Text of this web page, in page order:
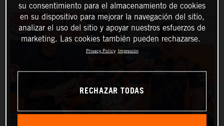
su consentimiento para el almacenamiento de cookies
en su dispositivo para mejorar la navegación del sitio,
analizar el uso del sitio y apoyar nuestros esfuerzos de
marketing. Las cookies también pueden rechazarse.
Privacy Policy Impresión
RECHAZAR TODAS